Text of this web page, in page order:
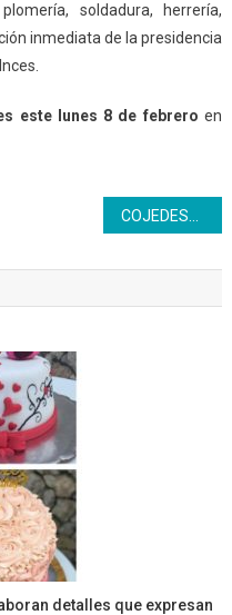
soldadura, herrería,
inmediata de la presidencia
este lunes 8 de febrero en
detalles que expresan